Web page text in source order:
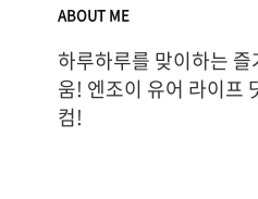
ABOUT ME
하루하루를 맞이하는 즐
움! 엔조이 유어 라이프
컴!